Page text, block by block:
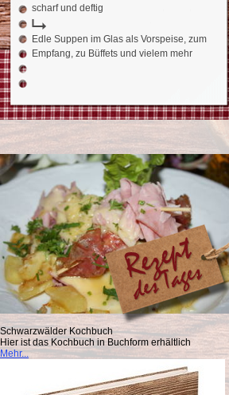
scharf und deftig
Edle Suppen im Glas als Vorspeise, zum
Empfang, zu Büffets und vielem mehr
Schwarzwälder Kochbuch
Hier ist das Kochbuch in Buchform erhältlich
Mehr...